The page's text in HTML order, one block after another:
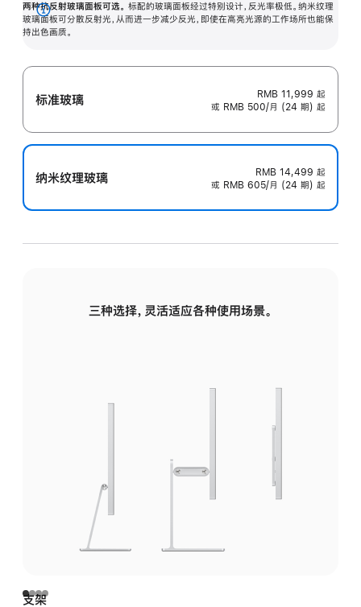
两种抗反射玻璃面板可选。 标配的玻璃面板经过特别设计，反光率极低。纳米纹理
玻璃面板可分散反射光，从而进一步减少反光，即使在高亮光源的工作场所也能保
持出色画质。
展
开
标准玻璃 RMB 11,999 起
或 RMB 500/月 (24 期) 起
纳米纹理玻璃 RMB 14,499 起
或 RMB 605/月 (24 期) 起
三种选择，灵活适应各种使用场景。
支架